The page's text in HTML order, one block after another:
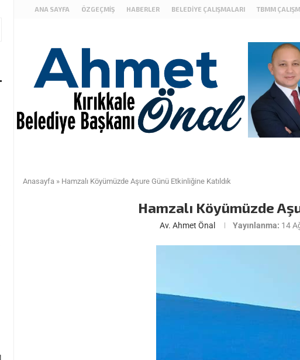
ANA SAYFA ÖZGEÇMIŞ HABERLER BELEDIYE ÇALIŞMALARI TBMM
Anasayfa » Hamzalı Köyümüzde Aşure Günü Etkinliğine Katıldık
Hamzalı Köyümüzde
Av. Ahmet Önal Yayınlanma: 14